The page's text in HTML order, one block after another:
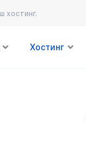
хостинг.
Хостинг